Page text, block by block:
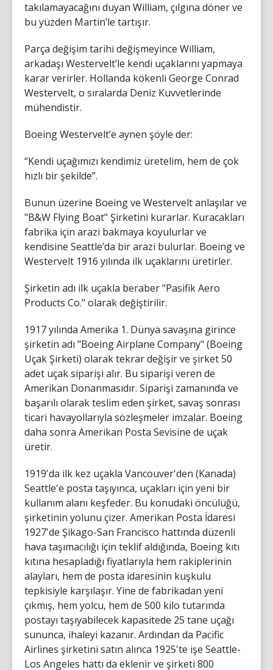
takılamayacağını duyan William, çılgına döner ve
bu yüzden Martin’le tartışır.
Parça değişim tarihi değişmeyince William,
arkadaşı Westervelt’le kendi uçaklarını yapmaya
karar verirler. Hollanda kökenli George Conrad
Westervelt, o sıralarda Deniz Kuvvetlerinde
mühendistir.
Boeing Westervelt’e aynen şöyle der:
“Kendi uçağımızı kendimiz üretelim, hem de çok
hızlı bir şekilde”.
Bunun üzerine Boeing ve Westervelt anlaşılar ve
"B&W Flying Boat" Şirketini kurarlar. Kuracakları
fabrika için arazi bakmaya koyulurlar ve
kendisine Seattle’da bir arazi bulurlar. Boeing ve
Westervelt 1916 yılında ilk uçaklarını üretirler.
Şirketin adı ilk uçakla beraber "Pasifik Aero
Products Co." olarak değiştirilir.
1917 yılında Amerika 1. Dünya savaşına girince
şirketin adı "Boeing Airplane Company" (Boeing
Uçak Şirketi) olarak tekrar değişir ve şirket 50
adet uçak siparişi alır. Bu siparişi veren de
Amerikan Donanmasıdır. Siparişi zamanında ve
başarılı olarak teslim eden şirket, savaş sonrası
ticari havayollarıyla sözleşmeler imzalar. Boeing
daha sonra Amerikan Posta Sevisine de uçak
üretir.
1919'da ilk kez uçakla Vancouver'den (Kanada)
Seattle'e posta taşıyınca, uçakları için yeni bir
kullanım alanı keşfeder. Bu konudaki öncülüğü,
şirketinin yolunu çizer. Amerikan Posta İdaresi
1927'de Şikago-San Francisco hattında düzenli
hava taşımacılığı için teklif aldığında, Boeing kıtı
kıtına hesapladığı fiyatlarıyla hem rakiplerinin
alayları, hem de posta idaresinin kuşkulu
tepkisiyle karşılaşır. Yine de fabrikadan yeni
çıkmış, hem yolcu, hem de 500 kilo tutarında
postayı taşıyabilecek kapasitede 25 tane uçağı
sununca, ihaleyi kazanır. Ardından da Pacific
Airlines şirketini satın alınca 1925'te işe Seattle-
Los Angeles hattı da eklenir ve şirketi 800